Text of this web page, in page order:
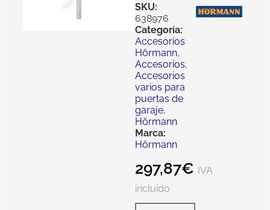
SKU:
638976
Categoría:
Accesorios
Hörmann,
Accesorios,
Accesorios
varios para
puertas de
garaje,
Hörmann
Marca:
Hörmann
297,87€ IVA
incluido